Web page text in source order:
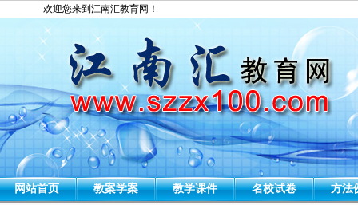
欢迎您来到江南汇教育网！
网站首页 教案学案 教学课件 名校试卷 方法